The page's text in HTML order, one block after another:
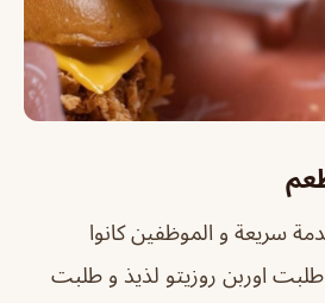
سريعة و الموظفين كانوا
طلبت اوربن روزيتو لذيذ و طلبت